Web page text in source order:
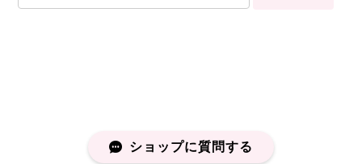
ショップに質問する